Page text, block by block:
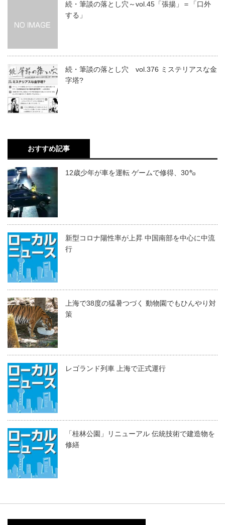
続・筆談の落とし穴～vol.45「張揚」＝「口外
する」
続・筆談の落とし穴 vol.376 ミステリアスな金
字塔?
おすすめ記事
12歳少年が車を運転 ゲームで修得、30㌔
新型コロナ陽性率が上昇 中国南部を中心に中流
行
上海で38度の猛暑つづく 動物園でもひんやり対
策
レゴランド列車 上海で正式運行
「桂林公園」リニューアル 伝統技術で建造物を
修繕